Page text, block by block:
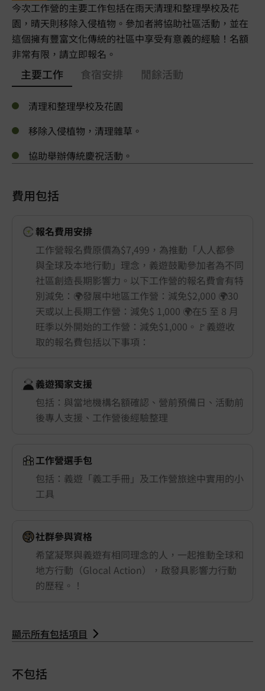
今次工作營的主要工作包括在雨天清理和整理學校及花
園，晴天則移除入侵植物。參加者將協助社區活動，並在
這個擁有豐富文化傳統的社區中享受有意義的經驗！名額
非常有限，請立即報名。
主要工作 食宿安排 閒餘活動
清理和整理學校及花園
移除入侵植物，清理雜草。
協助舉辦傳統慶祝活動。
費用包括
報名費用安排
工作營報名費原價為$7,499，為推動「人人都參
與全球及本地行動」理念，義遊鼓勵參加者為不同
社區創造長期影響力。以下工作營的報名費會有特
別減免：🌍發展中地區工作營：減免$2,000 🌍30
天或以上長期工作營：減免$ 1,000 🌍在5 至 8 月
旺季以外開始的工作營：減免$1,000。🚩義遊收
取的報名費包括以下事項：
義遊獨家支援
包括：與當地機構名額確認、營前預備日、活動前
後專人支援、工作營後經驗整理
工作營選手包
包括：義遊「義工手冊」及工作營旅途中實用的小
工具
社群參與資格
希望凝聚與義遊有相同理念的人，一起推動全球和
地方行動（Glocal Action），啟發具影響力行動
的歷程。！
顯示所有包括項目
不包括